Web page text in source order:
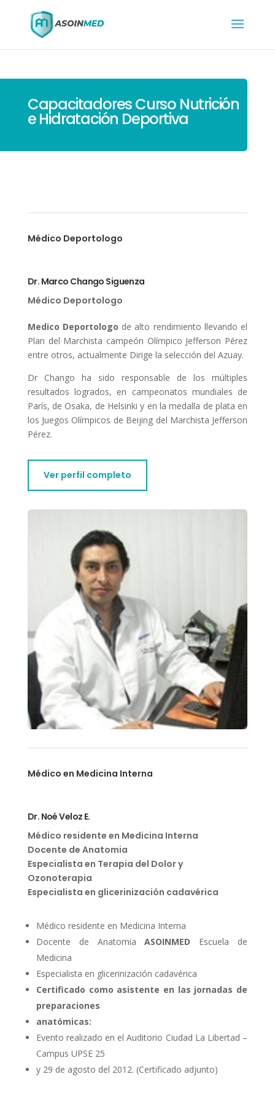
Capacitadores Curso Nutrición
e Hidratación Deportiva
Médico Deportologo
Dr. Marco Chango Siguenza
Médico Deportologo
Medico Deportologo de alto rendimiento llevando el
Plan del Marchista campeón Olímpico Jefferson Pérez
entre otros, actualmente Dirige la selección del Azuay.
Dr Chango ha sido responsable de los múltiples
resultados logrados, en campeonatos mundiales de
París, de Osaka, de Helsinki y en la medalla de plata en
los Juegos Olímpicos de Beijing del Marchista Jefferson
Pérez.
Ver perfil completo
Médico en Medicina Interna
Dr. Noé Veloz E.
Médico residente en Medicina Interna
Docente de Anatomia
Especialista en Terapia del Dolor y
Ozonoterapia
Especialista en glicerinización cadavérica
Médico residente en Medicina Interna
Docente de AnatomiaASOINMED Escuela de
Medicina
Especialista en glicerinización cadavérica
Certificado como asistente en las jornadas de
preparaciones
anatómicas:
Evento realizado en el Auditorio Ciudad La Libertad –
Campus UPSE 25
y 29 de agosto del 2012. (Certificado adjunto)